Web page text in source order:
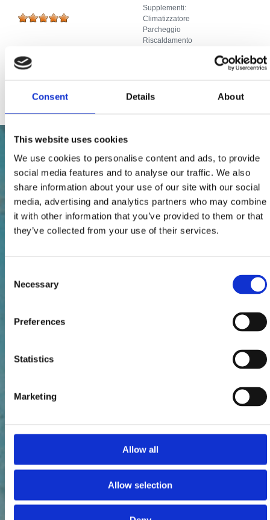
Consent Details About
This website uses cookies
We use cookies to personalise content and ads, to provide
social media features and to analyse our traffic. We also
share information about your use of our site with our social
media, advertising and analytics partners who may combine
it with other information that you’ve provided to them or that
they’ve collected from your use of their services.
Selection
Necessary
Preferences
Statistics
Marketing
Allow all
Allow selection
Supplementi:
Climatizzatore
Parcheggio
Riscaldamento
Piscina, Idromassaggio